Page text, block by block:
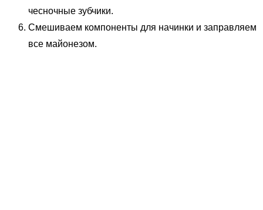
чесночные зубчики.
Смешиваем компоненты для начинки и заправляем
все майонезом.